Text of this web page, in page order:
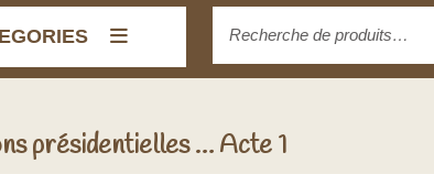
pour :
présidentielles … Acte 1